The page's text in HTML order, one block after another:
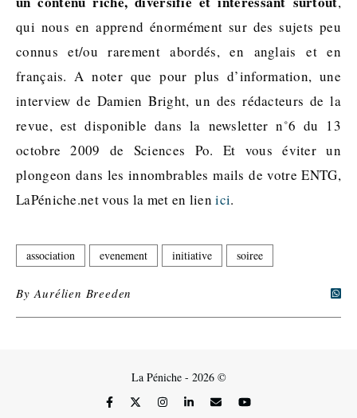
qui nous en apprend énormément sur des sujets peu
connus et/ou rarement abordés, en anglais et en
français. A noter que pour plus d’information, une
interview de Damien Bright, un des rédacteurs de la
revue, est disponible dans la newsletter n˚6 du 13
octobre 2009 de Sciences Po. Et vous éviter un
plongeon dans les innombrables mails de votre ENTG,
LaPéniche.net vous la met en lienici.
association evenement initiative soiree
ByAurélien Breeden
La Péniche - 2026 ©